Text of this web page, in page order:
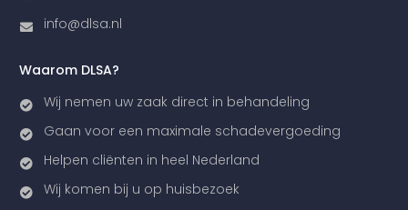
info@dlsa.nl
Waarom DLSA?
Wij nemen uw zaak direct in behandeling
Gaan voor een maximale schadevergoeding
Helpen cliënten in heel Nederland
Wij komen bij u op huisbezoek